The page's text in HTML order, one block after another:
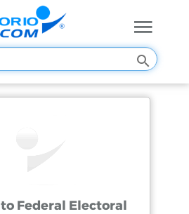
Federal Electoral